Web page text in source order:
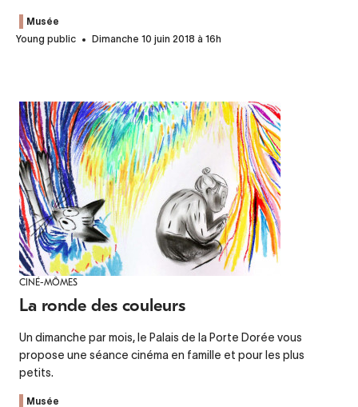
Musée
Young public
Dimanche 10 juin 2018 à 16h
CINÉ-MÔMES
La ronde des couleurs
Un dimanche par mois, le Palais de la Porte Dorée vous
propose une séance cinéma en famille et pour les plus
petits.
Musée